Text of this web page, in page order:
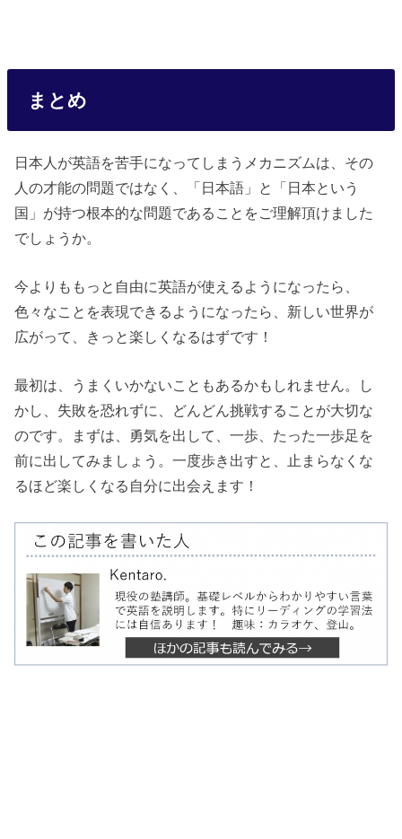
まとめ
日本人が英語を苦手になってしまうメカニズムは、その
人の才能の問題ではなく、「日本語」と「日本という
国」が持つ根本的な問題であることをご理解頂けました
でしょうか。
今よりももっと自由に英語が使えるようになったら、
色々なことを表現できるようになったら、新しい世界が
広がって、きっと楽しくなるはずです！
最初は、うまくいかないこともあるかもしれません。し
かし、失敗を恐れずに、どんどん挑戦することが大切な
のです。まずは、勇気を出して、一歩、たった一歩足を
前に出してみましょう。一度歩き出すと、止まらなくな
るほど楽しくなる自分に出会えます！